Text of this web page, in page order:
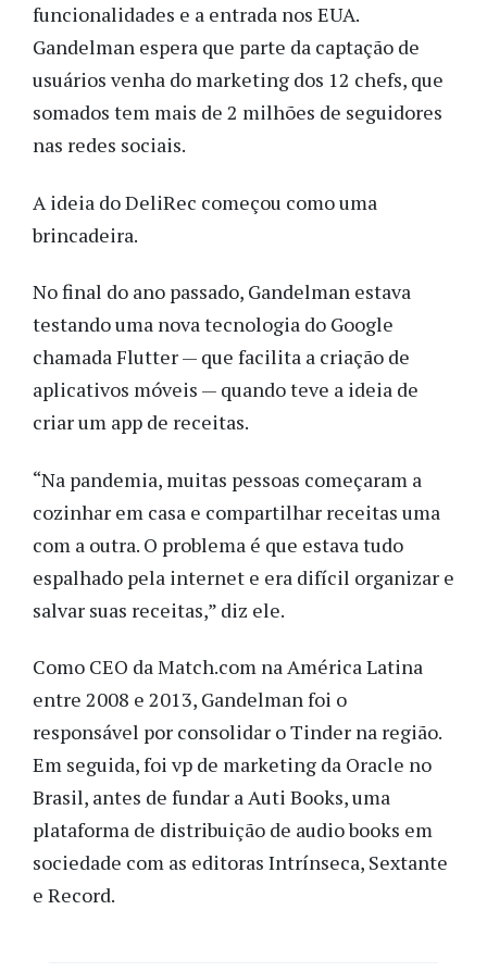
funcionalidades e a entrada nos EUA.
Gandelman espera que parte da captação de
usuários venha do marketing dos 12 chefs, que
somados tem mais de 2 milhões de seguidores
nas redes sociais.
A ideia do DeliRec começou como uma
brincadeira.
No final do ano passado, Gandelman estava
testando uma nova tecnologia do Google
chamada Flutter — que facilita a criação de
aplicativos móveis — quando teve a ideia de
criar um app de receitas.
“Na pandemia, muitas pessoas começaram a
cozinhar em casa e compartilhar receitas uma
com a outra. O problema é que estava tudo
espalhado pela internet e era difícil organizar e
salvar suas receitas,” diz ele.
Como CEO da Match.com na América Latina
entre 2008 e 2013, Gandelman foi o
responsável por consolidar o Tinder na região.
Em seguida, foi vp de marketing da Oracle no
Brasil, antes de fundar a Auti Books, uma
plataforma de distribuição de audio books em
sociedade com as editoras Intrínseca, Sextante
e Record.